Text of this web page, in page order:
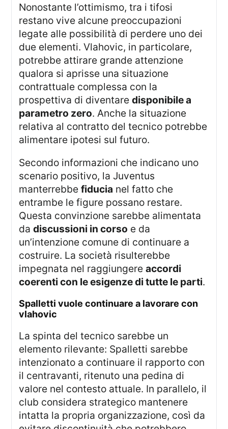
Nonostante l’ottimismo, tra i tifosi
restano vive alcune preoccupazioni
legate alle possibilità di perdere uno dei
due elementi. Vlahovic, in particolare,
potrebbe attirare grande attenzione
qualora si aprisse una situazione
contrattuale complessa con la
prospettiva di diventaredisponibile a
parametro zero. Anche la situazione
relativa al contratto del tecnico potrebbe
alimentare ipotesi sul futuro.
Secondo informazioni che indicano uno
scenario positivo, la Juventus
manterrebbefiducia nel fatto che
entrambe le figure possano restare.
Questa convinzione sarebbe alimentata
dadiscussioni in corso e da
un’intenzione comune di continuare a
costruire. La società risulterebbe
impegnata nel raggiungereaccordi
coerenti con le esigenze di tutte le parti.
spalletti vuole continuare a lavorare con
vlahovic
La spinta del tecnico sarebbe un
elemento rilevante: Spalletti sarebbe
intenzionato a continuare il rapporto con
il centravanti, ritenuto una pedina di
valore nel contesto attuale. In parallelo, il
club considera strategico mantenere
intatta la propria organizzazione, così da